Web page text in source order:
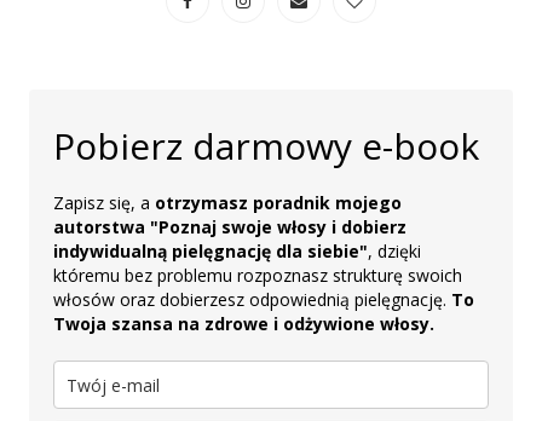
Pobierz darmowy e-book
Zapisz się, a otrzymasz poradnik mojego
autorstwa "Poznaj swoje włosy i dobierz
indywidualną pielęgnację dla siebie", dzięki
któremu bez problemu rozpoznasz strukturę swoich
włosów oraz dobierzesz odpowiednią pielęgnację. To
Twoja szansa na zdrowe i odżywione włosy.